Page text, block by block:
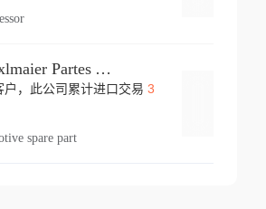
Dpm Draexlmaier Partes Automotrices Corr Ind Huejotzingo
户，此公司累计进口交易 3
spare part